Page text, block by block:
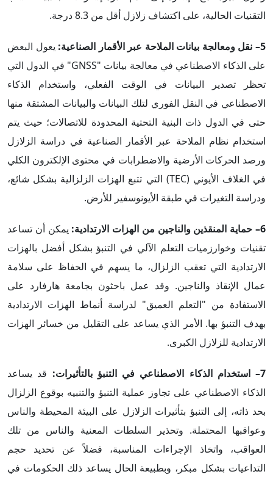
التقنيات الحالية، على اكتشاف زلازل أقل من 8.3 درجة.
5– نقل ومعالجة بيانات الملاحة عبر الأقمار الصناعية:
يعول البعض
على الذكاء الاصطناعي في معالجة بيانات "GNSS" في الدول التي
تحظر تصدير البيانات في الوقت الفعلي، واستخدام الذكاء
الاصطناعي في النقل الفوري لتلك البيانات والبيانات المشتقة منها
حتى في الدول ذات البنية التحتية المحدودة للاتصالات؛ حيث يتم
استخدام نظام الملاحة عبر الأقمار الصناعية في دراسة الزلازل
ورصد الحركات الأرضية والاضطرابات في محتوى الإلكترون الكلي
في الغلاف الأيوني (TEC) التي تتبع الهزات الزلزالية بشكل شائع،
ودراسة التغيرات في طبقة الأيونوسفير للأرض.
6– حماية المنقذين والناجين من الهزات الارتدادية:
يمكن أن تساعد
تقنيات وخوارزميات التعلم الآلي في التنبؤ بشكل أفضل بالهزات
الارتدادية التي تعقب الزلزال، ما يسهم في الحفاظ على سلامة
عمال الإنقاذ والناجين. وقد عمل باحثون بجامعة هارفارد على
الاستفادة من "التعلم العميق" لدراسة أنماط الهزات الارتدادية
بهدف التنبؤ بها. الأمر الذي يساعد على التقليل من خسائر الهزات
الارتدادية للزلازل الكبرى.
7– استخدام الذكاء الاصطناعي في التنبؤ بالتأثيرات:
قد يساعد
الذكاء الاصطناعي على تجاوز عملية التنبؤ والتنبيه بوقوع الزلزال
بحد ذاته، إلى التنبؤ بتأثيرات الزلازل على البيئة المحيطة والناس
وعواقبها المحتملة. وتحذير السلطات المعنية والناس من تلك
العواقب، واتخاذ الإجراءات المناسبة، فضلاً عن تحديد حجم
التداعيات بشكل مبكر، وبطبيعة الحال يساعد ذلك الحكومات في